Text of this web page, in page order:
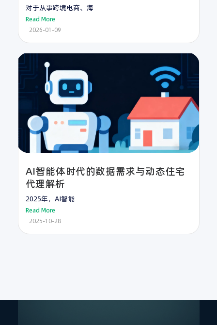
对于从事跨境电商、海
Read More
2026-01-09
AI智能体时代的数据需求与动态住宅
代理解析
2025年，AI智能
Read More
2025-10-28